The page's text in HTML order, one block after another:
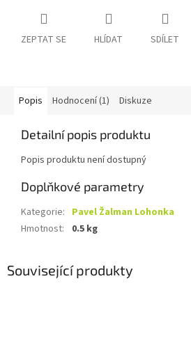
ZEPTAT SE HLÍDAT SDÍLET
Popis Hodnocení (1) Diskuze
Detailní popis produktu
Popis produktu není dostupný
Doplňkové parametry
Kategorie: Pavel Žalman Lohonka
Hmotnost: 0.5 kg
Související produkty